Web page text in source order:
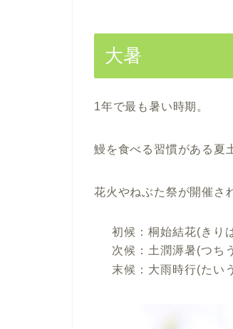
大暑
1年で最も暑い時期。
鰻を食べる習慣がある夏
花火やねぶた祭が開催さ
初候：桐始結花(きり
次候：土潤溽暑(つち
末候：大雨時行(たい